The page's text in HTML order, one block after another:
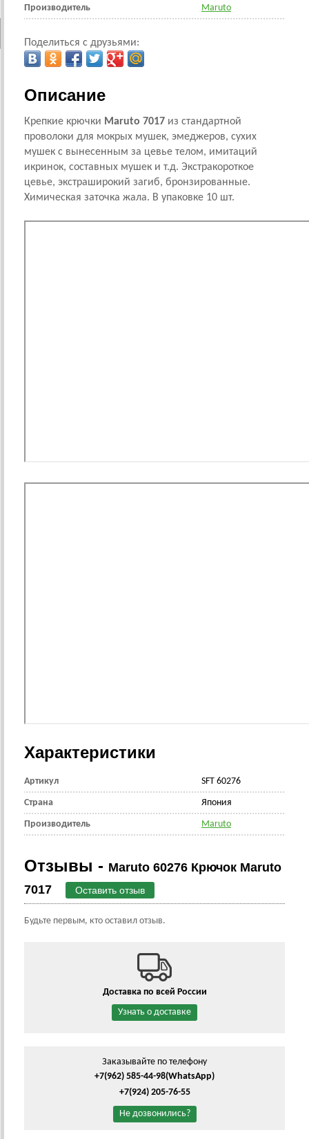
Производитель Maruto
Поделиться с друзьями:
Описание
Крепкие крючки Maruto 7017 из стандартной
проволоки для мокрых мушек, эмеджеров, сухих
мушек с вынесенным за цевье телом, имитаций
икринок, составных мушек и т.д. Экстракороткое
цевье, экстраширокий загиб, бронзированные.
Химическая заточка жала. В упаковке 10 шт.
Характеристики
Артикул SFT 60276
Страна Япония
Производитель Maruto
Отзывы - Maruto 60276 Крючок Maruto
7017
Оставить отзыв
Будьте первым, кто оставил отзыв.
Доставка по всей России
Узнать о доставке
Заказывайте по телефону
+7(962) 585-44-98(WhatsApp)
+7(924) 205-76-55
Не дозвонились?